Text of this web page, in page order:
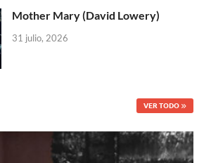
Mother Mary (David Lowery)
31 julio, 2026
VER TODO